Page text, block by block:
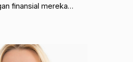
finansial mereka…